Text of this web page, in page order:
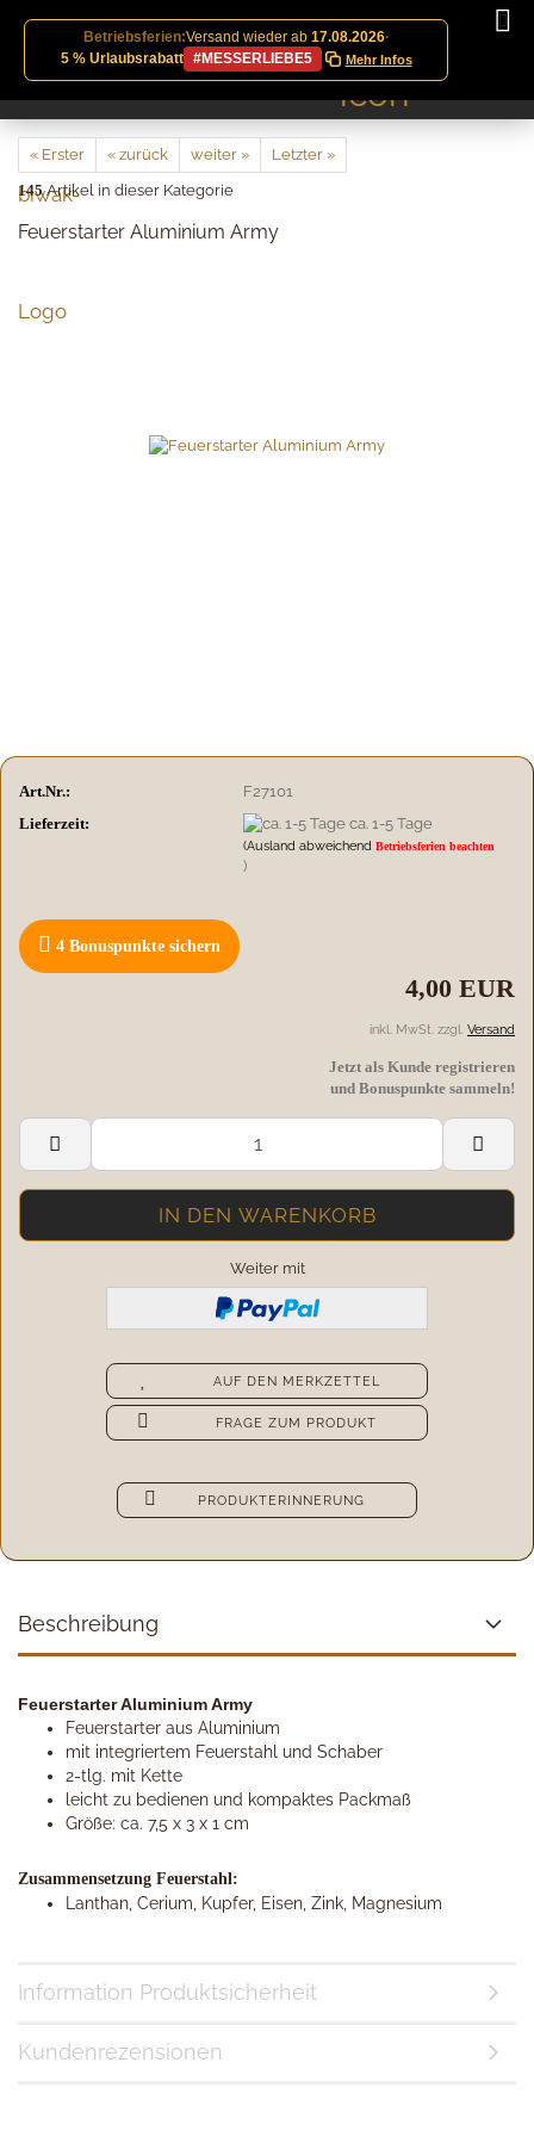
Betriebsferien:Versand wieder ab 17.08.2026·
5 % Urlaubsrabatt
#MESSERLIEBE5 Mehr Infos
« Erster « zurück weiter »
Letzter »
145Artikel in dieser Kategorie
Feuerstarter Aluminium Army
Art.Nr.:
F27101
Lieferzeit:
ca. 1-5 Tage
(Ausland abweichendBetriebsferien beachten
)
4 Bonuspunkte sichern
4,00 EUR
inkl. MwSt. zzgl. Versand
Jetzt als Kunde registrieren
und Bonuspunkte sammeln!
Weiter mit
AUF DEN MERKZETTEL
FRAGE ZUM PRODUKT
PRODUKTERINNERUNG
Beschreibung
Feuerstarter Aluminium Army
Feuerstarter aus Aluminium
mit integriertem Feuerstahl und Schaber
2-tlg. mit Kette
leicht zu bedienen und kompaktes Packmaß
Größe: ca. 7,5 x 3 x 1 cm
Zusammensetzung Feuerstahl:
Lanthan, Cerium, Kupfer, Eisen, Zink, Magnesium
Information Produktsicherheit
Kundenrezensionen